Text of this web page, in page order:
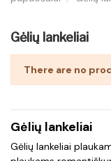
Gėlių lankeliai
There are no
Gėlių lankeliai
Gėlių lankeliai